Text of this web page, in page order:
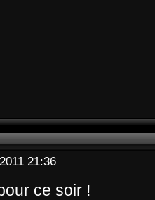
21:36
ce soir !